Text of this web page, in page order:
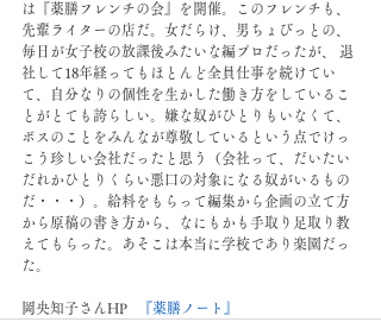
は『薬膳フレンチの会』を開催。このフレンチも、
先輩ライターの店だ。女だらけ、男ちょびっとの、
毎日が女子校の放課後みたいな編プロだったが、 退
社して18年経ってもほとんど全員仕事を続けてい
て、自分なりの個性を生かした働き方をしているこ
とがとても誇らしい。嫌な奴がひとりもいなくて、
ボスのことをみんなが尊敬しているという点でけっ
こう珍しい会社だったと思う（会社って、だいたい
だれかひとりくらい悪口の対象になる奴がいるもの
だ・・・）。給料をもらって編集から企画の立て方
から原稿の書き方から、なにもかも手取り足取り教
えてもらった。あそこは本当に学校であり楽園だっ
た。
岡央知子さんHP 『薬膳ノート』